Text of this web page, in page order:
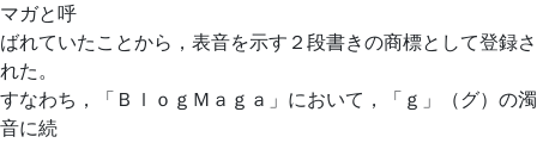
マガと呼
ばれていたことから，表音を示す２段書きの商標として登録さ
れた。
すなわち，「ＢｌｏｇＭａｇａ」において，「ｇ」（グ）の濁
音に続